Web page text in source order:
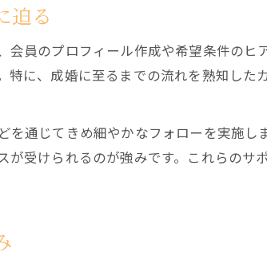
迫る
員のプロフィール作成や希望条件のヒ
に、成婚に至るまでの流れを熟知した
通じてきめ細やかなフォローを実施
受けられるのが強みです。これらのサ